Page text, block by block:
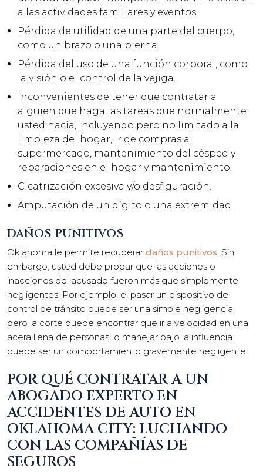
a las actividades familiares y eventos.
Pérdida de utilidad de una parte del cuerpo,
como un brazo o una pierna.
Pérdida del uso de una función corporal, como
la visión o el control de la vejiga.
Inconvenientes de tener que contratar a
alguien que haga las tareas que normalmente
usted hacía, incluyendo pero no limitado a la
limpieza del hogar, ir de compras al
supermercado, mantenimiento del césped y
reparaciones en el hogar y mantenimiento.
Cicatrización excesiva y/o desfiguración.
Amputación de un dígito o una extremidad.
DAÑOS PUNITIVOS
Oklahoma le permite recuperar daños punitivos . Sin
embargo, usted debe probar que las acciones o
inacciones del acusado fueron más que simplemente
negligentes. Por ejemplo, el pasar un dispositivo de
control de tránsito puede ser una simple negligencia,
pero la corte puede encontrar que ir a velocidad en una
acera llena de personas o manejar bajo la influencia
puede ser un comportamiento gravemente negligente.
POR QUÉ CONTRATAR A UN
ABOGADO EXPERTO EN
ACCIDENTES DE AUTO EN
OKLAHOMA CITY: LUCHANDO
CON LAS COMPAÑÍAS DE
SEGUROS